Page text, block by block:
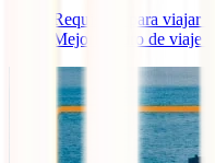
Requisitos para viajar
Mejor seguro de viaje